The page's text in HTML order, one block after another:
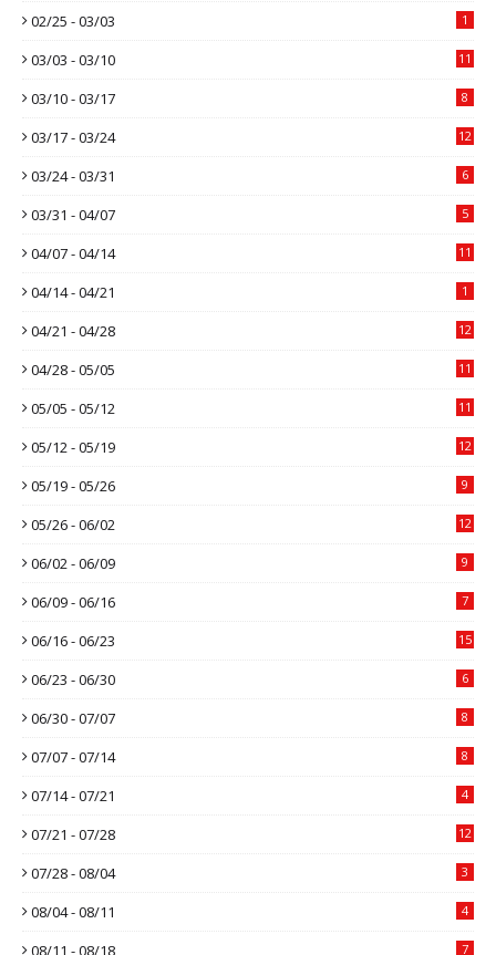
02/25 - 03/03 1
03/03 - 03/10 11
03/10 - 03/17 8
03/17 - 03/24 12
03/24 - 03/31 6
03/31 - 04/07 5
04/07 - 04/14 11
04/14 - 04/21 1
04/21 - 04/28 12
04/28 - 05/05 11
05/05 - 05/12 11
05/12 - 05/19 12
05/19 - 05/26 9
05/26 - 06/02 12
06/02 - 06/09 9
06/09 - 06/16 7
06/16 - 06/23 15
06/23 - 06/30 6
06/30 - 07/07 8
07/07 - 07/14 8
07/14 - 07/21 4
07/21 - 07/28 12
07/28 - 08/04 3
08/04 - 08/11 4
08/11 - 08/18 7